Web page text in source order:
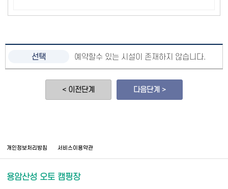
예약할수 있는 시설이 존재하지 않습니다.
< 이전단계 다음단계 >
개인정보처리방침 서비스이용약관
용암산성 오토 캠핑장